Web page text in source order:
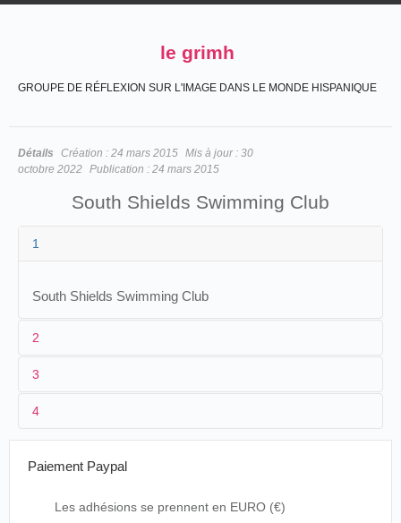
le grimh
GROUPE DE RÉFLEXION SUR L'IMAGE DANS LE MONDE HISPANIQUE
Détails Création : 24 mars 2015 Mis à jour : 30
octobre 2022 Publication : 24 mars 2015
South Shields Swimming Club
1
South Shields Swimming Club
2
1
2
3
<13/11/1899
4
Grande-Bretagne
3
13/11/1899
Bretagne.South
Shields
Downey
Swimming
4
Paiement Paypal
Les adhésions se prennent en EURO (€)